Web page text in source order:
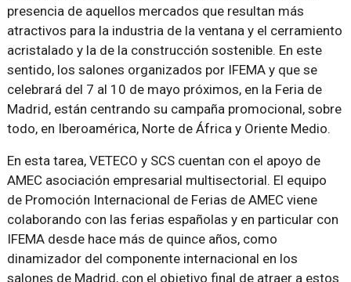
presencia de aquellos mercados que resultan más
atractivos para la industria de la ventana y el cerramiento
acristalado y la de la construcción sostenible. En este
sentido, los salones organizados por IFEMA y que se
celebrará del 7 al 10 de mayo próximos, en la Feria de
Madrid, están centrando su campaña promocional, sobre
todo, en Iberoamérica, Norte de África y Oriente Medio.
En esta tarea, VETECO y SCS cuentan con el apoyo de
AMEC asociación empresarial multisectorial. El equipo
de Promoción Internacional de Ferias de AMEC viene
colaborando con las ferias españolas y en particular con
IFEMA desde hace más de quince años, como
dinamizador del componente internacional en los
salones de Madrid, con el objetivo final de atraer a estos